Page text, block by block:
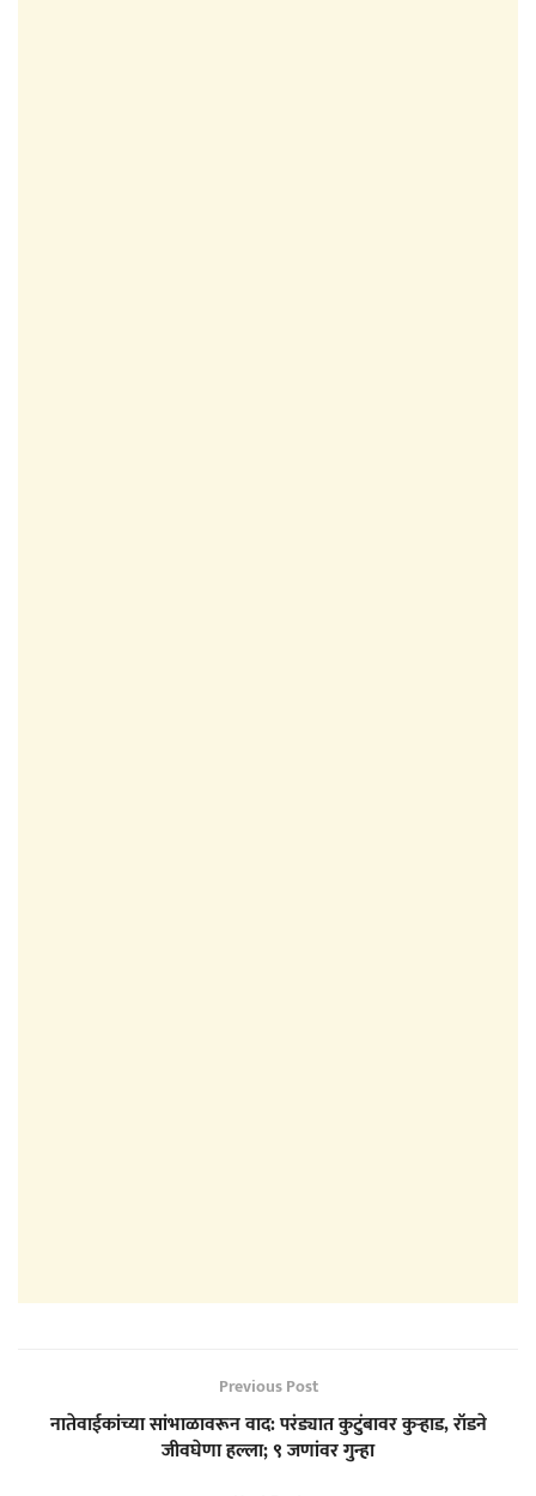
Previous Post
नातेवाईकांच्या सांभाळावरून वाद: परंड्यात कुटुंबावर कुऱ्हाड, रॉडने
जीवघेणा हल्ला; ९ जणांवर गुन्हा